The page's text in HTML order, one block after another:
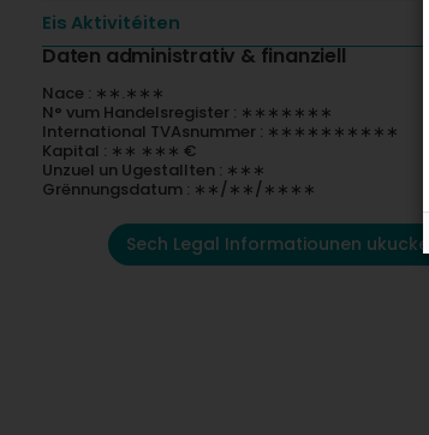
Eis Aktivitéiten
Daten administrativ & finanziell
Nace : ∗∗.∗∗∗
N° vum Handelsregister : ∗∗∗∗∗∗∗
International TVAsnummer : ∗∗∗∗∗∗∗∗∗∗
Kapital : ∗∗ ∗∗∗ €
Unzuel un Ugestallten : ∗∗∗
Grënnungsdatum : ∗∗/∗∗/∗∗∗∗
Sech Legal Informatiounen ukucken